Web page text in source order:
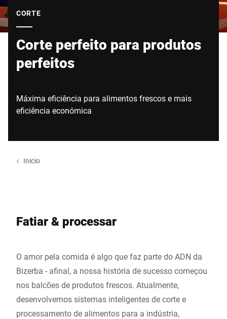
CORTE
Corte perfeito para produtos
perfeitos
Máxima eficiência para alimentos frescos e mais
eficiência económica
Inicio
Fatiar & processar
O amor pela comida é algo que faz parte do ADN da
Bizerba - afinal, a nossa história de sucesso começou
nos balcões de produtos frescos. Atualmente,
desenvolvemos sistemas inteligentes de corte e
processamento de alimentos para a indústria,